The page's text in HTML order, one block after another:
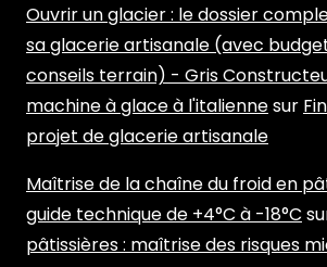
Ouvrir un glacier : le dossier
sa glacerie artisanale (avec
conseils terrain) - Gris
machine à glace à l'italiennesur
projet de glacerie artisanale
Maîtrise de la chaîne du froid en
guide technique de +4°C à -18°C
pâtissières : maîtrise des risques